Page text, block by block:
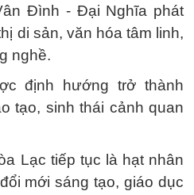
Đình - Đại Nghĩa phát
di sản, văn hóa tâm linh,
nghề.
định hướng trở thành
tạo, sinh thái cảnh quan
Lạc tiếp tục là hạt nhân
mới sáng tạo, giáo dục